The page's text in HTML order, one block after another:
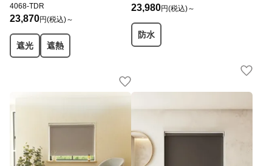
4068-TDR
23,870円(税込)～
遮光 遮熱
23,980円(税込)～
防水